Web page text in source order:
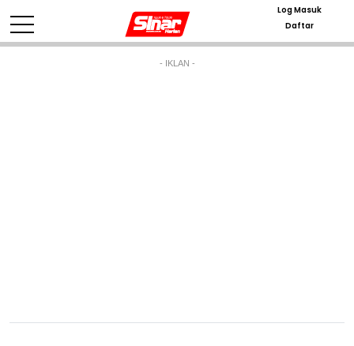
Log Masuk
Daftar
- IKLAN -